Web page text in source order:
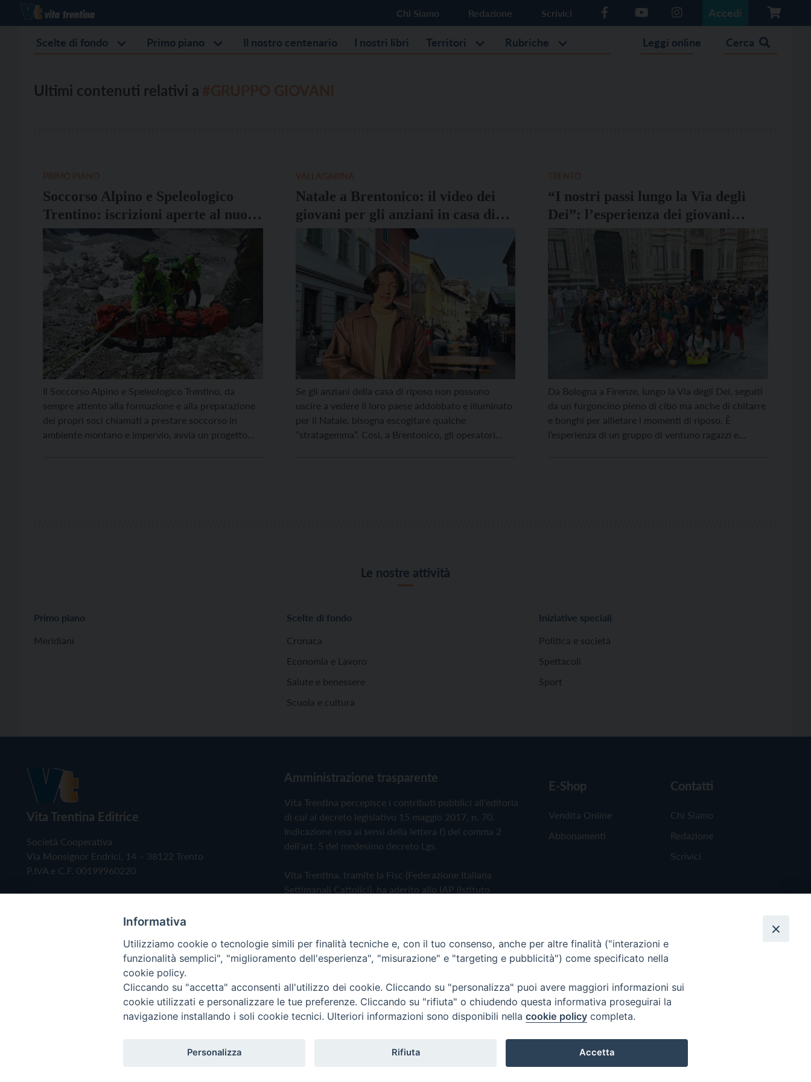
Chi Siamo Redazione Scrivici Accedi
Scelte di fondo Primo piano Il nostro centenario I nostri libri Territori Rubriche Leggi online Cerca
Ultimi contenuti relativi a
Soccorso Alpino e Speleologico
Trentino: iscrizioni aperte al nuovo
Gruppo giovani
Il Soccorso Alpino e Speleologico Trentino, da
sempre attento alla formazione e alla preparazione
dei propri soci chiamati a prestare soccorso in
ambiente montano e impervio, avvia un progetto
Natale a Brentonico: il video dei
giovani per gli anziani in casa di
riposo
Se gli anziani della casa di riposo non possono
uscire a vedere il loro paese addobbato e illuminato
per il Natale, bisogna escogitare qualche
“stratagemma”. Così, a Brentonico, gli operatori
“I nostri passi lungo la Via degli
Dei”: l’esperienza dei giovani
dell’oratorio di Cristo Re
Da Bologna a Firenze, lungo la Via degli Dei, seguiti
da un furgoncino pieno di cibo ma anche di chitarre
e bonghi per allietare i momenti di riposo. È
l’esperienza di un gruppo di ventuno ragazzi e
Le nostre attività
Primo piano
Meridiani
Scelte di fondo
Cronaca
Economia e Lavoro
Salute e benessere
Scuola e cultura
Iniziative speciali
Politica e società
Spettacoli
Sport
Vita Trentina Editrice
Società Cooperativa
Via Monsignor Endrici, 14 – 38122 Trento
P.IVA e C.F. 00199960220
Amministrazione trasparente
Vita Trentina percepisce i contributi pubblici all'editoria
di cui al decreto legislativo 15 maggio 2017, n. 70.
Indicazione resa ai sensi della lettera f) del comma 2
dell'art. 5 del medesimo decreto Lgs.
Vita Trentina, tramite la Fisc (Federazione Italiana
Settimanali Cattolici), ha aderito allo IAP (Istituto
Privacy Policy Cookie Policy
E-Shop
Vendita Online
Abbonamenti
Contatti
Chi Siamo
Redazione
Scrivici
Copyright © 2019 - Tutti i diritti riservati - Vita Trentina Editrice
Informativa
Utilizziamo cookie o tecnologie simili per finalità tecniche e, con il tuo consenso, anche per altre finalità ("interazioni e
funzionalità semplici", "miglioramento dell'esperienza", "misurazione" e "targeting e pubblicità") come specificato nella
cookie policy.
Cliccando su "accetta" acconsenti all'utilizzo dei cookie. Cliccando su "personalizza" puoi avere maggiori informazioni sui
cookie utilizzati e personalizzare le tue preferenze. Cliccando su "rifiuta" o chiudendo questa informativa proseguirai la
navigazione installando i soli cookie tecnici. Ulteriori informazioni sono disponibili nella cookie policy completa.
Personalizza Rifiuta Accetta